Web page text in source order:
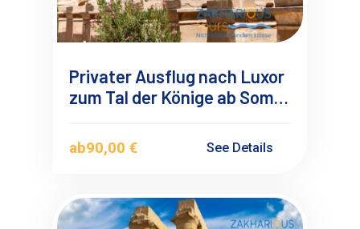
Privater Ausflug nach Luxor
zum Tal der Könige ab Soma
Deutschsprachigen
Reiseführer
ab90,00 € See Details